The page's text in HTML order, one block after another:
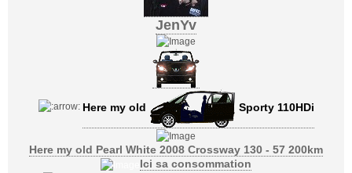
JenYv
Here my old Sporty 110HDi
Here my old Pearl White 2008 Crossway 130 - 57 200km
Ici sa consommation